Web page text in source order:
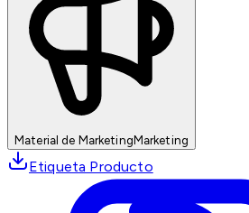
Material de MarketingMarketing
Etiqueta Producto